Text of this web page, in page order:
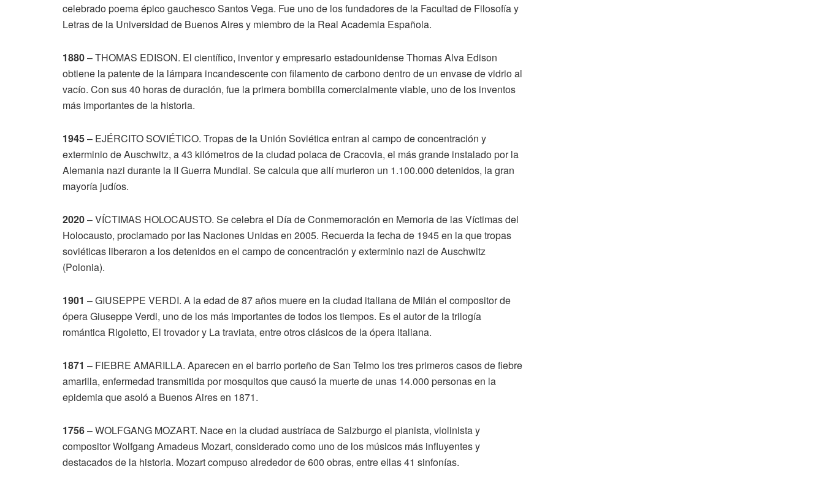
celebrado poema épico gauchesco Santos Vega. Fue uno de los fundadores de la Facultad de Filosofía y
Letras de la Universidad de Buenos Aires y miembro de la Real Academia Española.
1880– THOMAS EDISON. El científico, inventor y empresario estadounidense Thomas Alva Edison
obtiene la patente de la lámpara incandescente con filamento de carbono dentro de un envase de vidrio al
vacío. Con sus 40 horas de duración, fue la primera bombilla comercialmente viable, uno de los inventos
más importantes de la historia.
1945– EJÉRCITO SOVIÉTICO. Tropas de la Unión Soviética entran al campo de concentración y
exterminio de Auschwitz, a 43 kilómetros de la ciudad polaca de Cracovia, el más grande instalado por la
Alemania nazi durante la II Guerra Mundial. Se calcula que allí murieron un 1.100.000 detenidos, la gran
mayoría judíos.
2020– VÍCTIMAS HOLOCAUSTO. Se celebra el Día de Conmemoración en Memoria de las Víctimas del
Holocausto, proclamado por las Naciones Unidas en 2005. Recuerda la fecha de 1945 en la que tropas
soviéticas liberaron a los detenidos en el campo de concentración y exterminio nazi de Auschwitz
(Polonia).
1901 – GIUSEPPE VERDI. A la edad de 87 años muere en la ciudad italiana de Milán el compositor de
ópera Giuseppe Verdi, uno de los más importantes de todos los tiempos. Es el autor de la trilogía
romántica Rigoletto, El trovador y La traviata, entre otros clásicos de la ópera italiana.
1871 – FIEBRE AMARILLA. Aparecen en el barrio porteño de San Telmo los tres primeros casos de fiebre
amarilla, enfermedad transmitida por mosquitos que causó la muerte de unas 14.000 personas en la
epidemia que asoló a Buenos Aires en 1871.
1756– WOLFGANG MOZART. Nace en la ciudad austríaca de Salzburgo el pianista, violinista y
compositor Wolfgang Amadeus Mozart, considerado como uno de los músicos más influyentes y
destacados de la historia. Mozart compuso alrededor de 600 obras, entre ellas 41 sinfonías.